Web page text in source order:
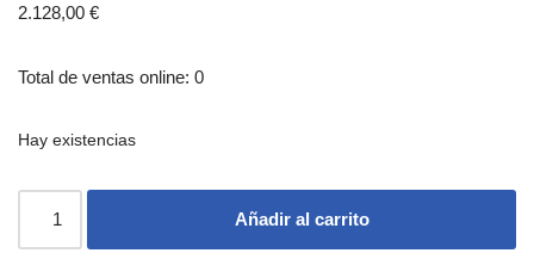
2.128,00 €
Total de ventas online: 0
Hay existencias
Añadir al carrito